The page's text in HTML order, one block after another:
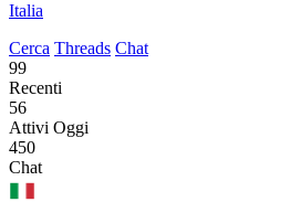
Italia
Cerca Threads Chat
99
Recenti
56
Attivi Oggi
450
Chat